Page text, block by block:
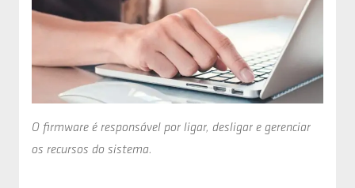
O firmware é responsável por ligar, desligar e gerenciar
os recursos do sistema.